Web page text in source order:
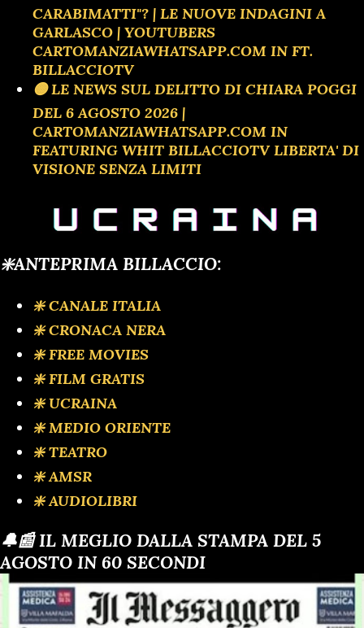
CARABIMATTI"? | LE NUOVE INDAGINI A
GARLASCO | YOUTUBERS
CARTOMANZIAWHATSAPP.COM IN FT.
BILLACCIOTV
🟡 LE NEWS SUL DELITTO DI CHIARA POGGI
DEL 6 AGOSTO 2026 |
CARTOMANZIAWHATSAPP.COM IN
FEATURING WHIT BILLACCIOTV LIBERTA' DI
VISIONE SENZA LIMITI
❇️ANTEPRIMA BILLACCIO:
❇️ CANALE ITALIA
❇️ CRONACA NERA
❇️ FREE MOVIES
❇️ FILM GRATIS
❇️ UCRAINA
❇️ MEDIO ORIENTE
❇️ TEATRO
❇️ AMSR
❇️ AUDIOLIBRI
🔔📰 IL MEGLIO DALLA STAMPA DEL 5
AGOSTO IN 60 SECONDI